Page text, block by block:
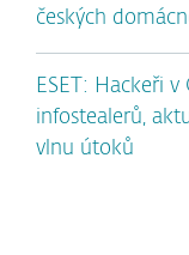
českých
ESET: Hackeři
infostealerů,
vlnu útoků